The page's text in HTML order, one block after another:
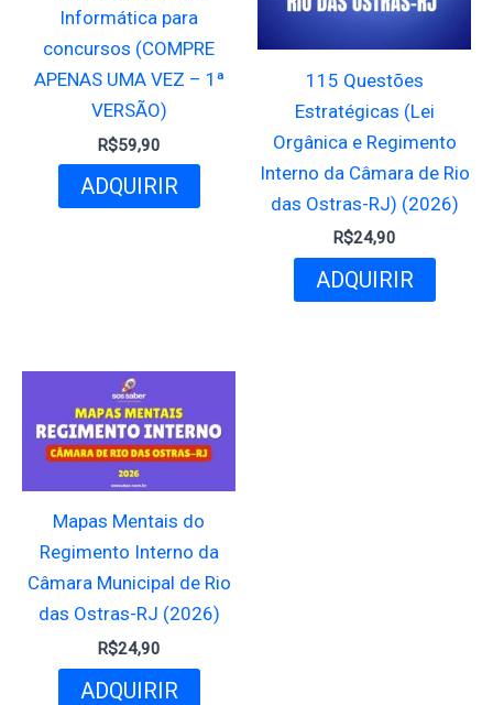
Informática para
concursos (COMPRE
APENAS UMA VEZ – 1ª
VERSÃO)
R$59,90
ADQUIRIR
115 Questões
Estratégicas (Lei
Orgânica e Regimento
Interno da Câmara de Rio
das Ostras-RJ) (2026)
R$24,90
ADQUIRIR
Mapas Mentais do
Regimento Interno da
Câmara Municipal de Rio
das Ostras-RJ (2026)
R$24,90
ADQUIRIR